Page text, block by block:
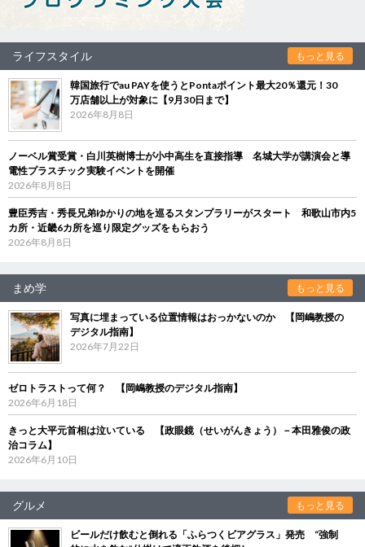
ライフスタイル もっと見る
韓国旅行でau PAYを使うとPontaポイント最大20％還元！30
万店舗以上が対象に【9月30日まで】
2026年8月8日
ノーベル賞受賞・白川英樹博士が小中高生を直接指導 名城大学が講演会と導
電性プラスチック実験イベントを開催
2026年8月8日
豊臣秀吉・秀長兄弟ゆかりの地を巡るスタンプラリーがスタート 和歌山市内5
カ所・近畿6カ所を巡り限定グッズをもらおう
2026年8月8日
まめ学 もっと見る
写真に埋まっている位置情報はおっかないのか 【岡嶋教授の
デジタル指南】
2026年7月22日
ゼロトラストって何？ 【岡嶋教授のデジタル指南】
2026年6月18日
きっと大平元首相は泣いている 【政眼鏡（せいがんきょう）－本田雅俊の政
治コラム】
2026年6月10日
グルメ もっと見る
ビールだけ飲むと倒れる「ふらつくビアグラス」発売 “強制